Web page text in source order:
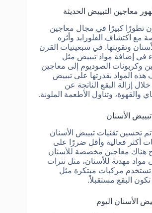
معاجين التبييض الحديثة
تطورًا كبيرًا في مجال معاجين
مع اكتشاف الفلورايد وأثره
وتقويتها. في سبعينيات القرن
في إضافة مواد تبييض مثل
وكربونات الصوديوم إلى معاجين
هذه المواد بقدرتها على تبييض
إزالة البقع الناتجة عن
والقهوة، وتناول الأطعمة الملونة.
الأسنان
تم تحسين تقنيات تبييض الأسنان
أكثر فعالية وأقل ضررًا على
هناك معاجين مخصصة للأسنان
مواد مهدئة للأسنان، مثل نترات
تستخدم مركبات مبتكرة مثل
البقع مستقبلاً.
الأسنان اليوم